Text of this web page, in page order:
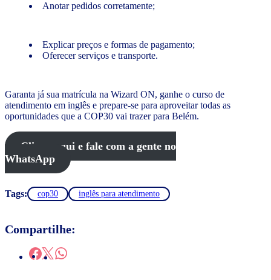
Anotar pedidos corretamente;
Explicar preços e formas de pagamento;
Oferecer serviços e transporte.
Garanta já sua matrícula na Wizard ON, ganhe o curso de
atendimento em inglês e prepare-se para aproveitar todas as
oportunidades que a COP30 vai trazer para Belém.
Clique aqui e fale com a gente no
WhatsApp
Tags: cop30 inglês para atendimento
Compartilhe: